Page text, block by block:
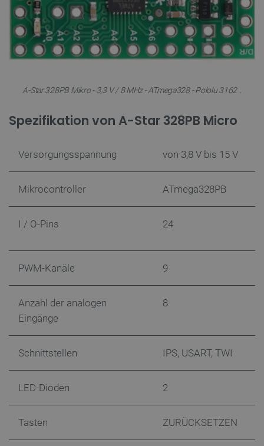
A-Star 328PB Mikro - 3,3 V / 8 MHz - ATmega328 - Pololu 3162.
Spezifikation von A-Star 328PB Micro
Versorgungsspannung von 3,8 V bis 15 V
Mikrocontroller ATmega328PB
I / O-Pins 24
PWM-Kanäle 9
Anzahl der analogen
Eingänge
8
Schnittstellen IPS, USART, TWI
LED-Dioden 2
Tasten ZURÜCKSETZEN